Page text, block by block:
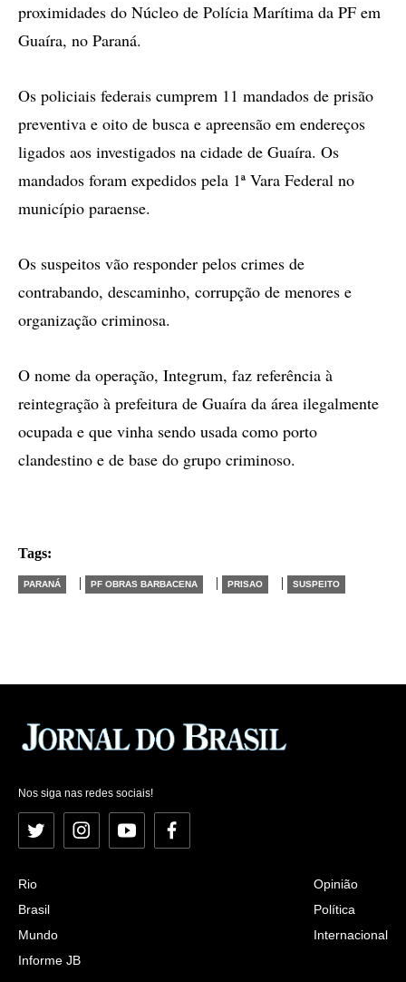
proximidades do Núcleo de Polícia Marítima da PF em
Guaíra, no Paraná.
Os policiais federais cumprem 11 mandados de prisão
preventiva e oito de busca e apreensão em endereços
ligados aos investigados na cidade de Guaíra. Os
mandados foram expedidos pela 1ª Vara Federal no
município paraense.
Os suspeitos vão responder pelos crimes de
contrabando, descaminho, corrupção de menores e
organização criminosa.
O nome da operação, Integrum, faz referência à
reintegração à prefeitura de Guaíra da área ilegalmente
ocupada e que vinha sendo usada como porto
clandestino e de base do grupo criminoso.
Tags:
PARANÁ | PF OBRAS BARBACENA | PRISAO | SUSPEITO
Nos siga nas redes sociais!
Twitter InstagramYouTubeFacebook
Rio
Brasil
Mundo
Informe JB
Opinião
Política
Internacional